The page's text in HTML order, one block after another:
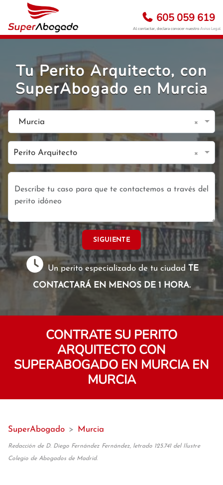
605 059 619
Al contactar, declara conocer nuestroAviso Legal
Tu Perito Arquitecto, con
SuperAbogado en Murcia
Murcia ×
Perito Arquitecto ×
SIGUIENTE
Un perito especializado de tu ciudad TE
CONTACTARÁ EN MENOS DE 1 HORA.
CONTRATE SU PERITO
ARQUITECTO CON
SUPERABOGADO EN MURCIA EN
MURCIA
SuperAbogado > Murcia
Redacción de D. Diego Fernández Fernández, letrado 125.741 del Ilustre
Colegio de Abogados de Madrid.